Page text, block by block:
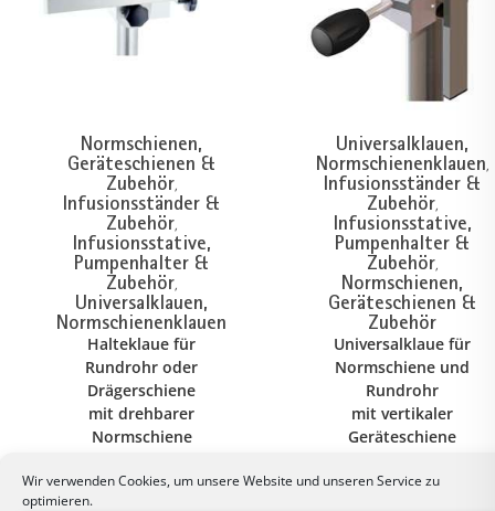
Wir verwenden Cookies, um unsere Website und unseren Service zu
optimieren.
Normschienen,
Geräteschienen &
Zubehör,
Infusionsständer &
Zubehör,
Infusionsstative,
Pumpenhalter &
Zubehör,
Universalklauen,
Normschienenklauen
Halteklaue für
Rundrohr oder
Drägerschiene
mit drehbarer
Normschiene
Universalklauen,
Normschienenklauen,
Infusionsständer &
Zubehör,
Infusionsstative,
Pumpenhalter &
Zubehör,
Normschienen,
Geräteschienen &
Zubehör
Universalklaue für
Normschiene und
Rundrohr
mit vertikaler
Geräteschiene